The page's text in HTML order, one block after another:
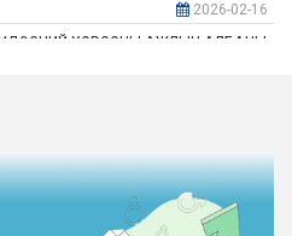
2026-02-16
ХОРООНЫ АЖЛЫН АЛБАНЫ
ХОРООНЫ АЖЛЫН АЛБАНЫ
БАЙГУУЛАЛТ, БАРИЛГА, ОРОН
ЯАМАНД АЖИЛЛАВ